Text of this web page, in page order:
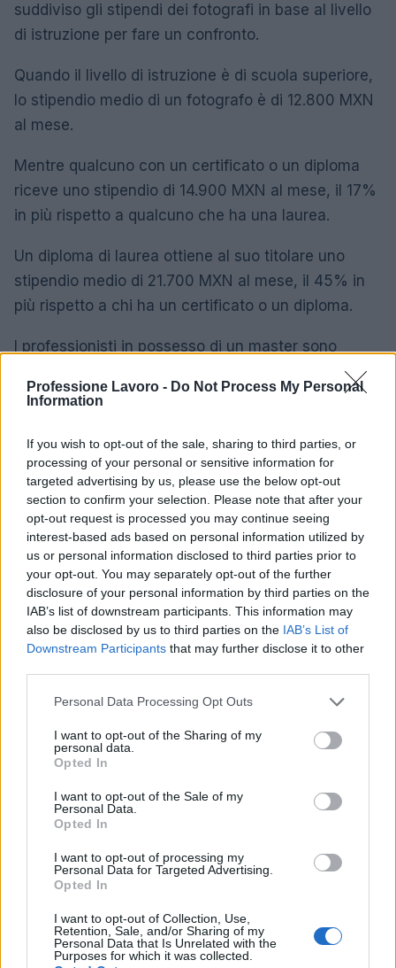
Professione Lavoro - Do Not Process My Personal
Information
If you wish to opt-out of the sale, sharing to third parties, or
processing of your personal or sensitive information for
targeted advertising by us, please use the below opt-out
section to confirm your selection. Please note that after your
opt-out request is processed you may continue seeing
interest-based ads based on personal information utilized by
us or personal information disclosed to third parties prior to
your opt-out. You may separately opt-out of the further
disclosure of your personal information by third parties on the
IAB’s list of downstream participants. This information may
also be disclosed by us to third parties on the IAB’s List of
Downstream Participants that may further disclose it to other
Please note that this website/app uses one or more Google
not limited to your visit or usage behaviour. You may click to
grant or deny consent to Google and its third-party tags to
use your data for below specified purposes in below Google
consent section.
Personal Data Processing Opt Outs
I want to opt-out of the Sharing of my
personal data.
Opted In
I want to opt-out of the Sale of my
Personal Data.
Opted In
I want to opt-out of processing my
Personal Data for Targeted Advertising.
Opted In
I want to opt-out of Collection, Use,
Retention, Sale, and/or Sharing of my
Personal Data that Is Unrelated with the
Purposes for which it was collected.
suddiviso gli stipendi dei fotografi in base al livello
di istruzione per fare un confronto.
Quando il livello di istruzione è di scuola superiore,
lo stipendio medio di un fotografo è di 12.800 MXN
al mese.
Mentre qualcuno con un certificato o un diploma
riceve uno stipendio di 14.900 MXN al mese, il 17%
in più rispetto a qualcuno che ha una laurea.
Un diploma di laurea ottiene al suo titolare uno
stipendio medio di 21.700 MXN al mese, il 45% in
più rispetto a chi ha un certificato o un diploma.
I professionisti in possesso di un master sono
ricompensati con uno stipendio medio di 28.500
MXN al mese, il 31% in più rispetto a qualcuno con
Differenza di stipendio medio del fotografo
in base al livello di istruzione in Messico
Scuola superiore
12.800
MXN
Certificato o Diploma + 17%
14.900
MXN
Laurea triennale + 45%
21.700
Master + 31% 28.500 MXN
L’aumento e la diminuzione percentuali sono relativi al
valore precedente
Vale la pena un Master o un MBA? Dovresti
perseguire l’istruzione superiore?
Un corso di laurea magistrale o qualsiasi
programma post-laurea in
166.000Peso messicano a498.000
messicano e dura circa due anni. Questo è un bel